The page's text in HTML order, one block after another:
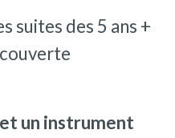
suites des 5 ans +
un instrument